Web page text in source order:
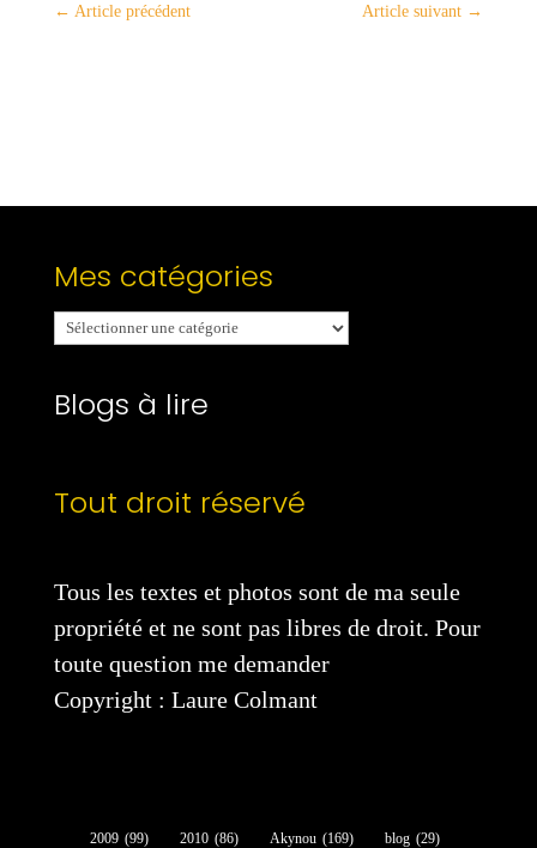
← Article précédent Article suivant →
Mes catégories
Mes
catégories
Blogs à lire
Tout droit réservé
Tous les textes et photos sont de ma seule
propriété et ne sont pas libres de droit. Pour
toute question me demander
Copyright : Laure Colmant
2009 (99) 2010 (86) Akynou (169) blog (29)